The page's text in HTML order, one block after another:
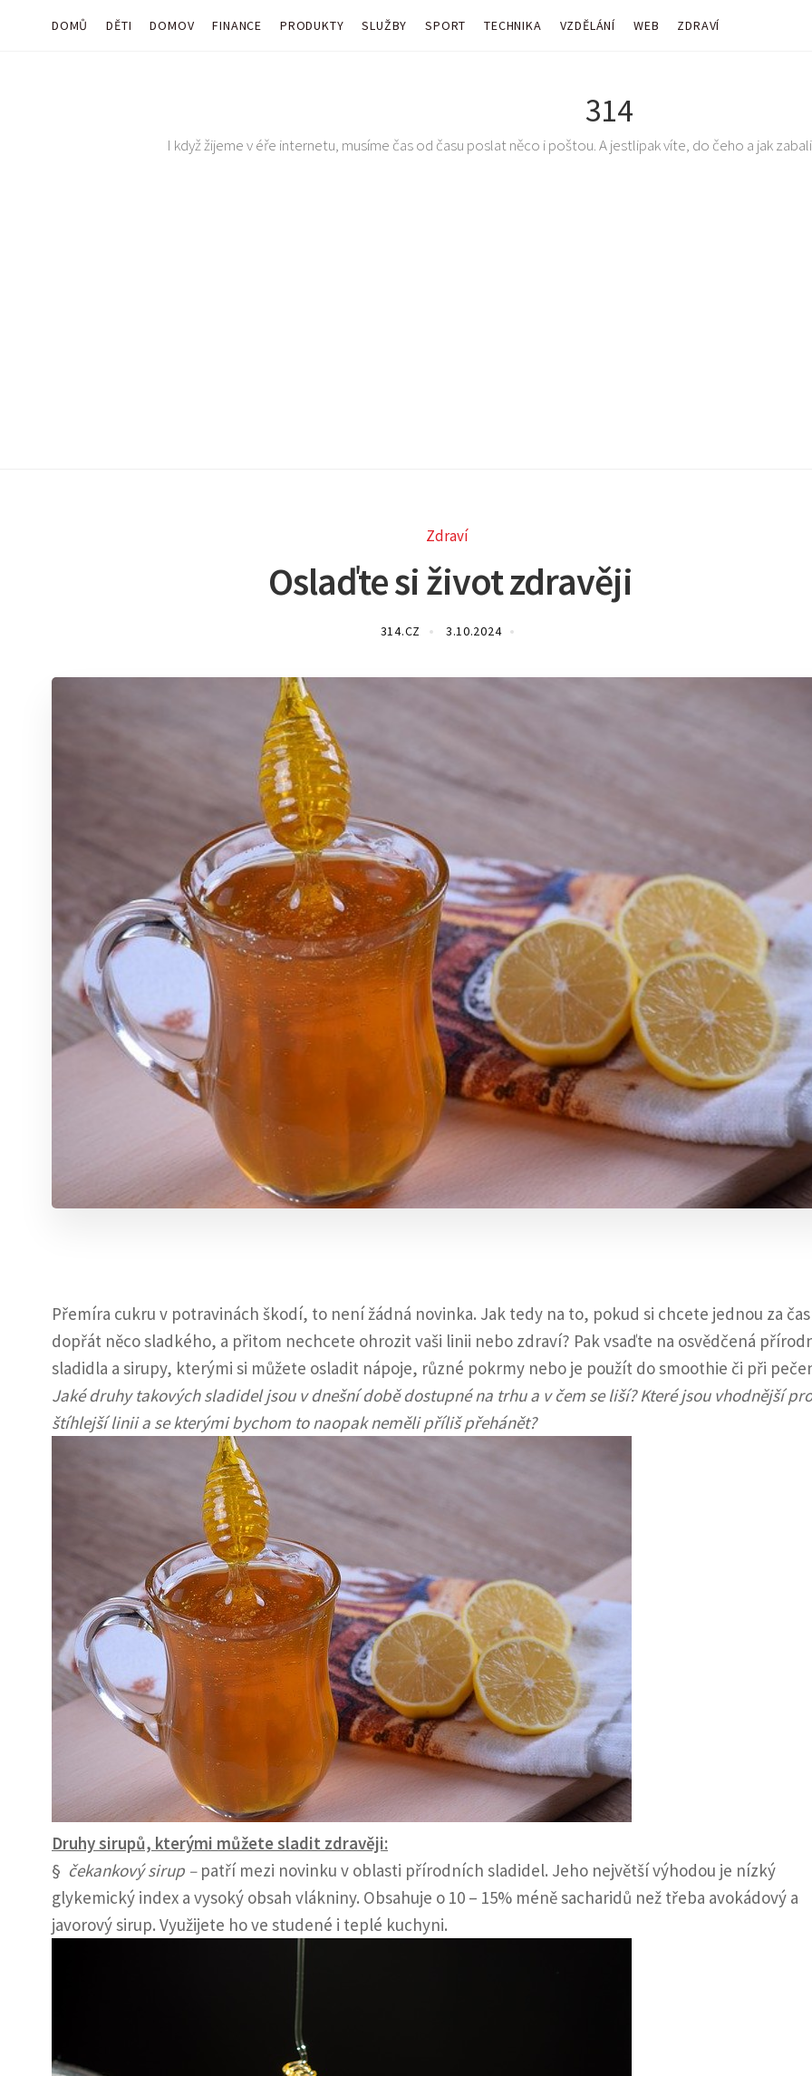
DOMŮ DĚTI DOMOV FINANCE PRODUKTY SLUŽBY SPORT TECHNIKA VZDĚLÁNÍ WEB ZDRAVÍ
314
I když žijeme v éře internetu, musíme čas od času poslat něco i poštou. A jestlipak víte, do čeho a jak
Zdraví
Oslaďte si život zdravěji
314.CZ 3.10.2024
Přemíra cukru v potravinách škodí, to není žádná novinka. Jak tedy na to, pokud si chcete jednou za čas
dopřát něco sladkého, a přitom nechcete ohrozit vaši linii nebo zdraví? Pak vsaďte na osvědčená
sladidla a sirupy, kterými si můžete osladit nápoje, různé pokrmy nebo je použít do smoothie či při
Jaké druhy takových sladidel jsou v dnešní době dostupné na trhu a v čem se liší? Které jsou vhodnější pro
štíhlejší linii a se kterými bychom to naopak neměli příliš přehánět?
Druhy sirupů, kterými můžete sladit zdravěji:
§ čekankový sirup – patří mezi novinku v oblasti přírodních sladidel. Jeho největší výhodou je nízký
glykemický index a vysoký obsah vlákniny. Obsahuje o 10 – 15% méně sacharidů než třeba avokádový a
javorový sirup. Využijete ho ve studené i teplé kuchyni.